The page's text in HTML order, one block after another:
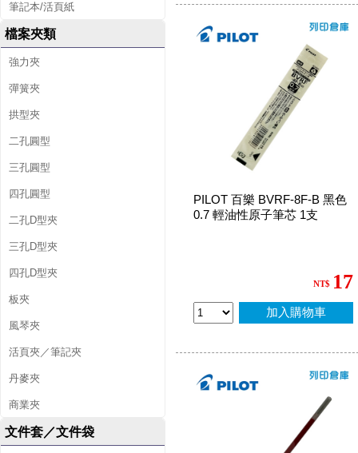
筆記本/活頁紙
檔案夾類
強力夾
彈簧夾
拱型夾
二孔圓型
三孔圓型
四孔圓型
二孔D型夾
三孔D型夾
四孔D型夾
板夾
風琴夾
活頁夾／筆記夾
丹麥夾
商業夾
文件套／文件袋
PILOT 百樂 BVRF-8F-B 黑色
0.7 輕油性原子筆芯 1支
NT$ 17
加入購物車